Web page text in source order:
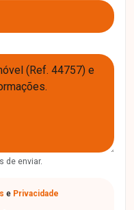
de enviar.
e Privacidade